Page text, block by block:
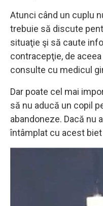
Atunci când un cuplu
trebuie să discute
situaţie şi să caute
contracepţie, de
consulte cu medicul
Dar poate cel mai
să nu aducă un copil
abandoneze. Dacă nu
întâmplat cu acest